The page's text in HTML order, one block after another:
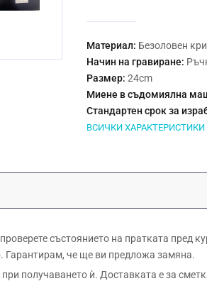
Материал: Безоловен
Начин на гравиране:
Размер: 24cm
Миене в съдомиялна
Стандартен срок за
ВСИЧКИ ХАРАКТЕРИСТИКИ
състоянието на пратката пред
Гарантирам, че ще ви предложа замяна.
ѝ. Доставката е за